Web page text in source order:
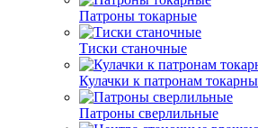
Патроны токарные
Тиски станочные
Кулачки к патронам
Патроны сверлильные